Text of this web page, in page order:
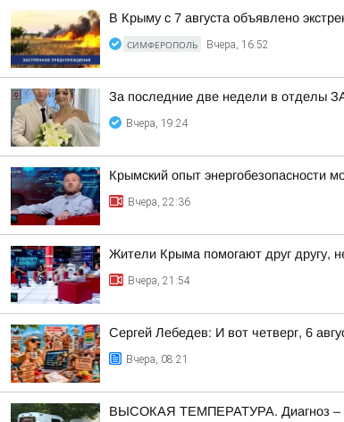
В Крыму с 7 августа объявлено
СИМФЕРОПОЛЬ Вчера, 16:52
За последние две недели в отделы
Вчера, 19:24
Крымский опыт энергобезопасности
Вчера, 22:36
Жители Крыма помогают друг другу,
Вчера, 21:54
Сергей Лебедев: И вот четверг, 6
Вчера, 08:21
ВЫСОКАЯ ТЕМПЕРАТУРА. Диагноз –